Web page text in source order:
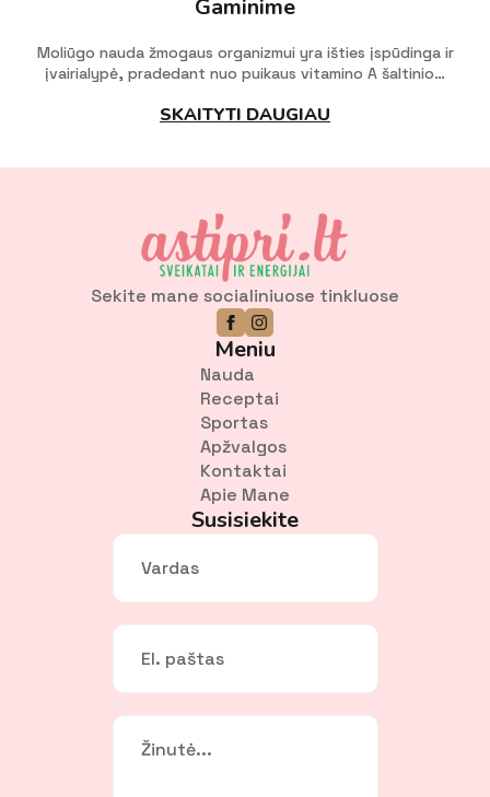
Gaminime
Moliūgo nauda žmogaus organizmui yra išties įspūdinga ir
įvairialypė, pradedant nuo puikaus vitamino A šaltinio…
SKAITYTI DAUGIAU
Sekite mane socialiniuose tinkluose
Meniu
Nauda
Receptai
Sportas
Apžvalgos
Kontaktai
Apie Mane
Susisiekite
Vardas
El.
paštas
Žinutė